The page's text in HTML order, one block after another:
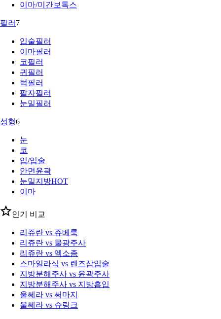
이마/미간보톡스
필러 7
입술필러
이마필러
코필러
귀필러
턱필러
팔자필러
눈밑필러
성형6
눈
코
입/입술
안면윤곽
눈밑지방HOT
이마
인기 비교
리쥬란 vs 쥬베룩
리쥬란 vs 물광주사
리쥬란 vs 엑소좀
스마일라식 vs 렌즈삽입술
지방분해주사 vs 윤곽주사
지방분해주사 vs 지방흡입
울쎄라 vs 써마지
울쎄라 vs 슈링크